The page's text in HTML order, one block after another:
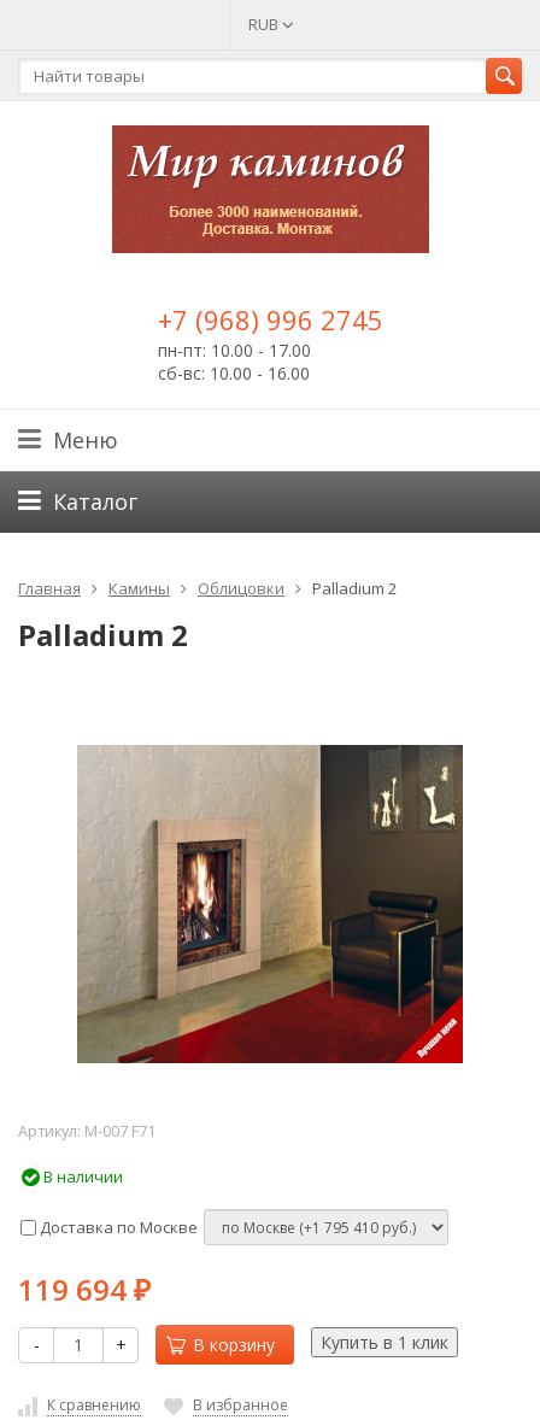
RUB
+7 (968) 996 2745
пн-пт: 10.00 - 17.00
сб-вс: 10.00 - 16.00
Меню
Каталог
Главная Камины Облицовки Palladium 2
Palladium 2
Артикул: M-007 F71
В наличии
Доставка по Москве
119 694 ₽
- + В корзину
К сравнению В избранное